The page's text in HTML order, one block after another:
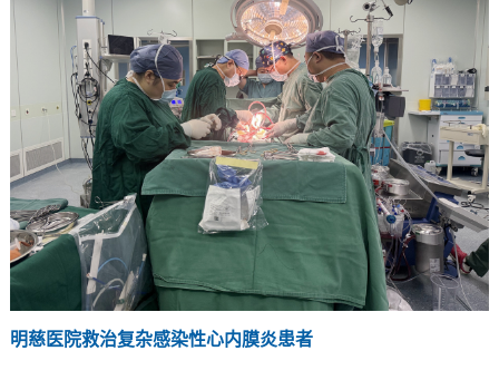
明慈医院救治复杂感染性心内膜炎患者